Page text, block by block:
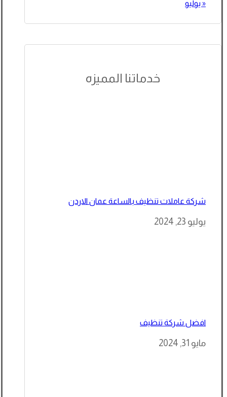
« يوليو
خدماتنا المميزه
شركة عاملات تنظيف بالساعة عمان الاردن
يوليو 23, 2024
افضل شركة تنظيف
مايو 31, 2024